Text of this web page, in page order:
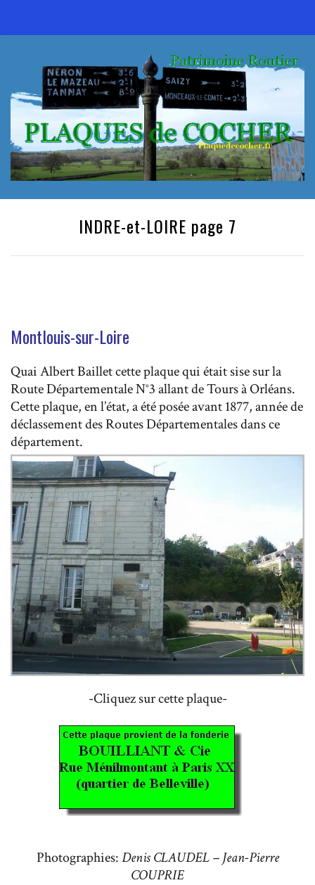
INDRE-et-LOIRE page 7
Montlouis-sur-Loire
Quai Albert Baillet cette plaque qui était sise sur la
Route Départementale N°3 allant de Tours à Orléans.
Cette plaque, en l’état, a été posée avant 1877, année de
déclassement des Routes Départementales dans ce
département.
-Cliquez sur cette plaque-
Photographies:Denis CLAUDEL – Jean-Pierre
COUPRIE